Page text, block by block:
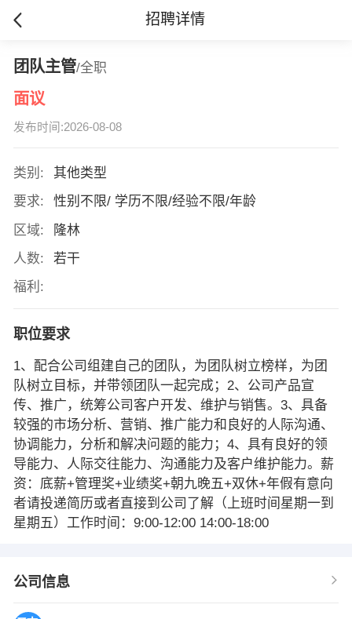
招聘详情
团队主管/全职
面议
发布时间:2026-08-08
类别:
其他类型
要求:
性别不限/ 学历不限/经验不限/年龄
区域:
隆林
人数:
若干
福利:
职位要求
1、配合公司组建自己的团队，为团队树立榜样，为团
队树立目标，并带领团队一起完成；2、公司产品宣
传、推广，统筹公司客户开发、维护与销售。3、具备
较强的市场分析、营销、推广能力和良好的人际沟通、
协调能力，分析和解决问题的能力；4、具有良好的领
导能力、人际交往能力、沟通能力及客户维护能力。薪
资：底薪+管理奖+业绩奖+朝九晚五+双休+年假有意向
者请投递简历或者直接到公司了解（上班时间星期一到
星期五）工作时间：9:00-12:00 14:00-18:00
公司信息